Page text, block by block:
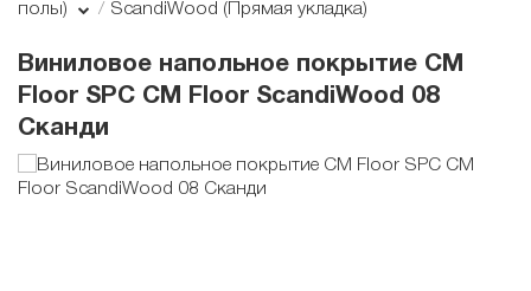
полы)
ScandiWood (Прямая укладка)
Виниловое напольное покрытие CM
Floor SPC CM Floor ScandiWood 08
Сканди